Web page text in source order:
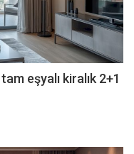
eşyalı kiralık 2+1